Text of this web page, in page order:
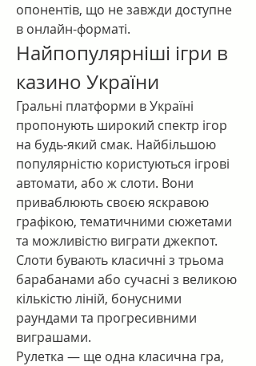
опонентів, що не завжди доступне
в онлайн-форматі.
Найпопулярніші ігри в
казино України
Гральні платформи в Україні
пропонують широкий спектр ігор
на будь-який смак. Найбільшою
популярністю користуються ігрові
автомати, або ж слоти. Вони
приваблюють своєю яскравою
графікою, тематичними сюжетами
та можливістю виграти джекпот.
Слоти бувають класичні з трьома
барабанами або сучасні з великою
кількістю ліній, бонусними
раундами та прогресивними
виграшами.
Рулетка — ще одна класична гра,